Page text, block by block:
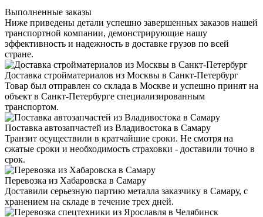
Выполненные заказы
Ниже приведены детали успешно завершенных заказов нашей
транспортной компании, демонстрирующие нашу
эффективность и надежность в доставке грузов по всей
стране.
Доставка стройматериалов из Москвы в Санкт-Петербург
Товар был отправлен со склада в Москве и успешно принят на
объект в Санкт-Петербурге специализированным
транспортом.
Поставка автозапчастей из Владивостока в Самару
Транзит осуществили в кратчайшие сроки. Не смотря на
сжатые сроки и необходимость страховки - доставили точно в
срок.
Перевозка из Хабаровска в Самару
Доставили серьезную партию металла заказчику в Самару, с
хранением на складе в течение трех дней.